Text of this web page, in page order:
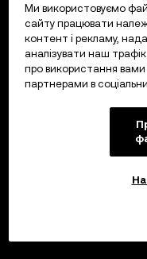
Ми використовуємо
сайту працювати
контент і рекламу,
аналізувати наш
про використання
партнерами в